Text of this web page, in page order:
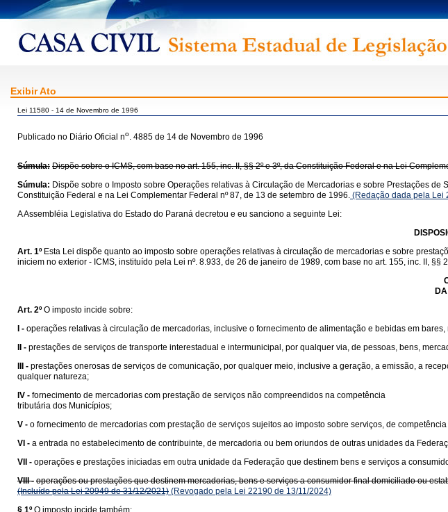
Exibir Ato
Lei 11580 - 14 de Novembro de 1996
Publicado no Diário Oficial no. 4885 de 14 de Novembro de 1996
Súmula: Dispõe sobre o ICMS, com base no art. 155, inc. II, §§ 2º e 3º, da Constituição Federal e na Lei
Súmula: Dispõe sobre o Imposto sobre Operações relativas à Circulação de Mercadorias e sobre Prestações
Constituição Federal e na Lei Complementar Federal nº 87, de 13 de setembro de 1996. (Redação dada pela Lei
A Assembléia Legislativa do Estado do Paraná decretou e eu sanciono a seguinte Lei:
Art. 1º Esta Lei dispõe quanto ao imposto sobre operações relativas à circulação de mercadorias e sobre
iniciem no exterior - ICMS, instituído pela Lei nº. 8.933, de 26 de janeiro de 1989, com base no art. 155, inc. II,
Art. 2º O imposto incide sobre:
I - operações relativas à circulação de mercadorias, inclusive o fornecimento de alimentação e bebidas em
II - prestações de serviços de transporte interestadual e intermunicipal, por qualquer via, de pessoas, bens,
III - prestações onerosas de serviços de comunicação, por qualquer meio, inclusive a geração, a emissão, a
qualquer natureza;
IV - fornecimento de mercadorias com prestação de serviços não compreendidos na competência
tributária dos Municípios;
V - o fornecimento de mercadorias com prestação de serviços sujeitos ao imposto sobre serviços, de
VI - a entrada no estabelecimento de contribuinte, de mercadoria ou bem oriundos de outras unidades da
VII - operações e prestações iniciadas em outra unidade da Federação que destinem bens e serviços a
VIII - operações ou prestações que destinem mercadorias, bens e serviços a consumidor final domiciliado ou
(Incluído pela Lei 20949 de 31/12/2021) (Revogado pela Lei 22190 de 13/11/2024)
§ 1º O imposto incide também: